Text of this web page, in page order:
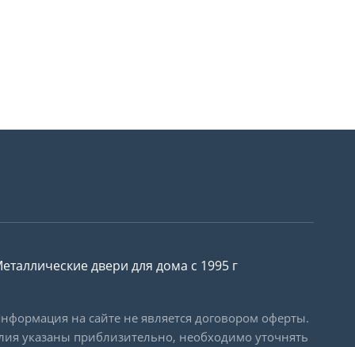
двери для дома с 1995 г
на сайте не является договором оферты.
указаны приблизительно, необходимо уточнять